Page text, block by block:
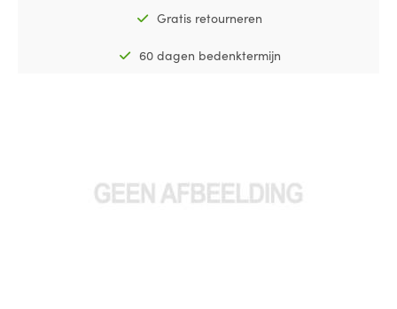
Gratis retourneren
60 dagen bedenktermijn